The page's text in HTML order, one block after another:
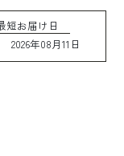
短お届け日
2026年08月11日